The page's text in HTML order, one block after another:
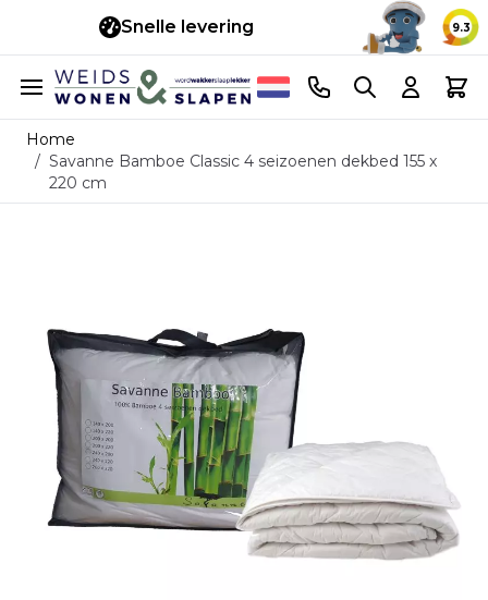
Snelle levering 14
9.3
Ga naar de inhoud
Telefoonnummer
Search Cart
Home
/ Savanne Bamboe Classic 4 seizoenen dekbed 155 x
220 cm